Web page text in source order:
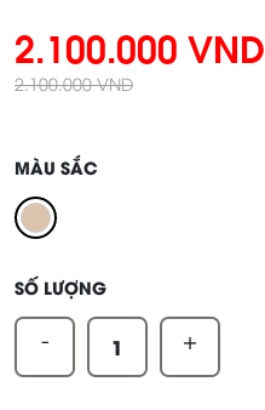
2.100.000 VND
2.100.000 VND
MÀU SẮC
SỐ LƯỢNG
- +